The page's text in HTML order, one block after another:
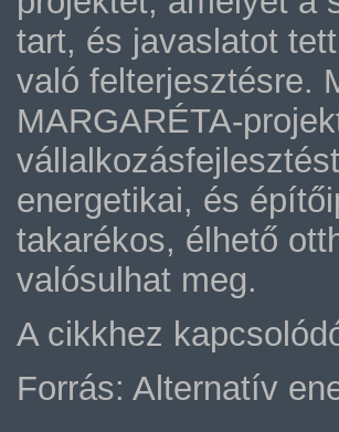
tart, és javaslatot
való felterjesztésre.
MARGARÉTA-
energetikai, és
takarékos, élhető
valósulhat meg.
A cikkhez
Forrás: Alternatív